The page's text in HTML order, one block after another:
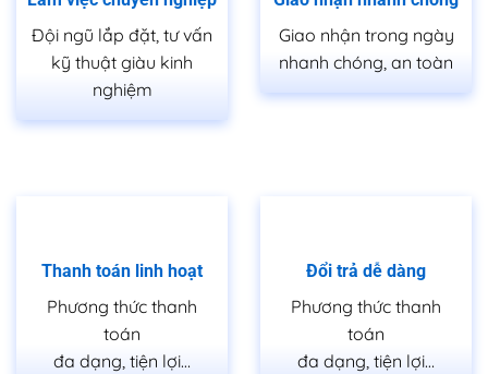
Đội ngũ lắp đặt, tư vấn
kỹ thuật giàu kinh
nghiệm
Giao nhận trong ngày
nhanh chóng, an toàn
Thanh toán linh hoạt
Phương thức thanh
toán
đa dạng, tiện lợi…
Đổi trả dễ dàng
Phương thức thanh
toán
đa dạng, tiện lợi…